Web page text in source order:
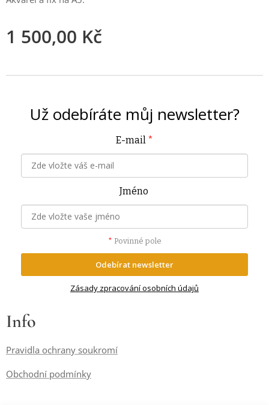
1 500,00 Kč
Už odebíráte můj newsletter?
E-mail *
Jméno
* Povinné pole
Odebírat newsletter
Zásady zpracování osobních údajů
Info
Pravidla ochrany soukromí
Obchodní podmínky